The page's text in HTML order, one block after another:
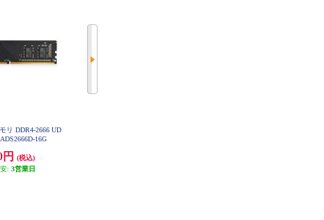
リ DDR4-2666 UD
16G
円
(税込)
: 3営業日